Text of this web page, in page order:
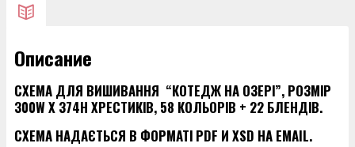
Описание
СХЕМА ДЛЯ ВИШИВАННЯ “КОТЕДЖ НА ОЗЕРІ”, РОЗМІР
300W X 374H ХРЕСТИКІВ, 58 КОЛЬОРІВ + 22 БЛЕНДІВ.
СХЕМА НАДАЄТЬСЯ В ФОРМАТІ PDF И XSD НА EMAIL.